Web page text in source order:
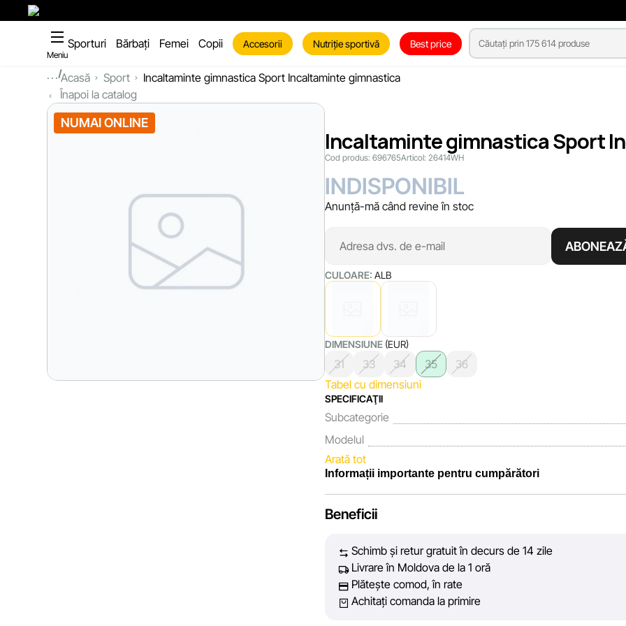
Meniu
Sporturi Bărbați Femei Copii Accesorii Nutriție sportivă Best price
...Acasă Sport
Incaltaminte gimnastica Sport Incaltaminte gimnastica
Înapoi la catalog
NUMAI ONLINE
Incaltaminte gimnastica Sport
Cod produs: 696765Articol: 26414WH
INDISPONIBIL
Anunță-mă când revine în stoc
CULOARE: ALB
DIMENSIUNE (EUR)
31 33 34 35
36
Tabel cu dimensiuni
SPECIFICAŢII
Subcategorie
Modelul
Arată tot
Informații importante pentru cumpărători
fiecare zi depunem eforturi pentru ca informațiile despre
vă oferim informații corecte și veridice, pentru ca dvs. să puteți
decizie de cumpărare.
Cu toate acestea, în ciuda controlului constant, Sportlandia nu
Beneficii
Schimb și retur gratuit în decurs de 14 zile
Livrare în Moldova de la 1 oră
Plătește comod, în rate
Achitați comanda la primire